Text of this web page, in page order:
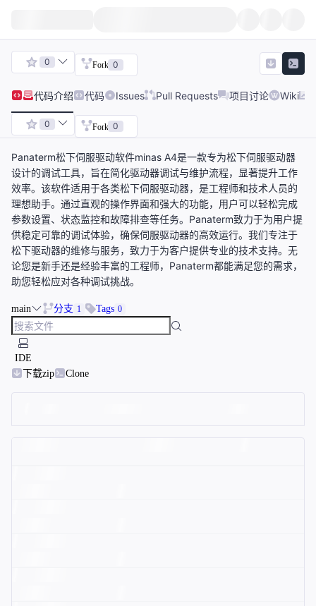
0 Fork 0
代码介绍 代码 Issues Pull Requests 项目讨论 Wiki
0 Fork 0
Panaterm松下伺服驱动软件minas A4是一款专为松下伺服驱动器
设计的调试工具，旨在简化驱动器调试与维护流程，显著提升工作
效率。该软件适用于各类松下伺服驱动器，是工程师和技术人员的
理想助手。通过直观的操作界面和强大的功能，用户可以轻松完成
参数设置、状态监控和故障排查等任务。Panaterm致力于为用户提
供稳定可靠的调试体验，确保伺服驱动器的高效运行。我们专注于
松下驱动器的维修与服务，致力于为客户提供专业的技术支持。无
论您是新手还是经验丰富的工程师，Panaterm都能满足您的需求，
助您轻松应对各种调试挑战。
main 分支 1 Tags 0
IDE
下载zip
Clone